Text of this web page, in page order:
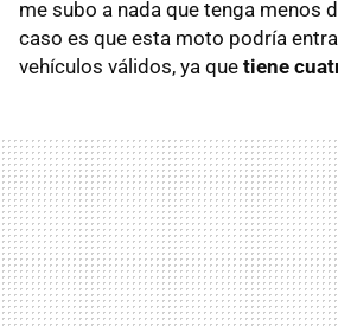
me subo a nada que tenga menos
caso es que esta moto podría
vehículos válidos, ya que tiene